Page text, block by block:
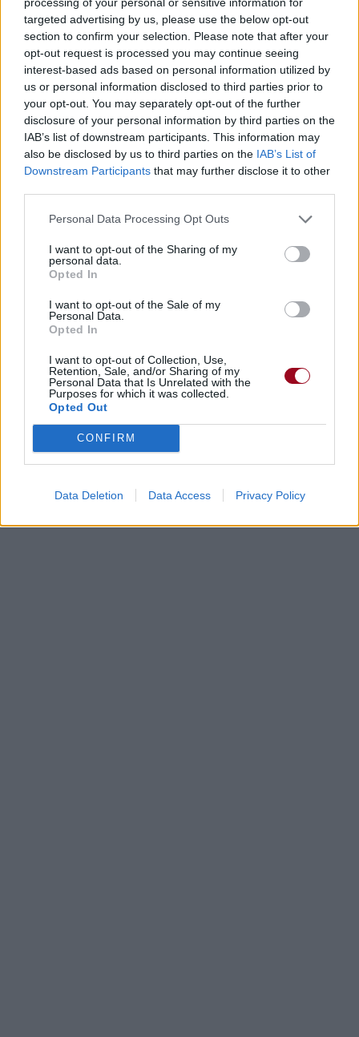
targeted advertising by us, please use the below opt-out
section to confirm your selection. Please note that after your
opt-out request is processed you may continue seeing
interest-based ads based on personal information utilized by
us or personal information disclosed to third parties prior to
your opt-out. You may separately opt-out of the further
disclosure of your personal information by third parties on the
IAB’s list of downstream participants. This information may
also be disclosed by us to third parties on the IAB’s List of
Downstream Participants that may further disclose it to other
Personal Data Processing Opt Outs
I want to opt-out of the Sharing of my
personal data.
Opted In
I want to opt-out of the Sale of my
Personal Data.
Opted In
I want to opt-out of Collection, Use,
Retention, Sale, and/or Sharing of my
Personal Data that Is Unrelated with the
Purposes for which it was collected.
Opted Out
CONFIRM
Data Deletion Data Access Privacy Policy